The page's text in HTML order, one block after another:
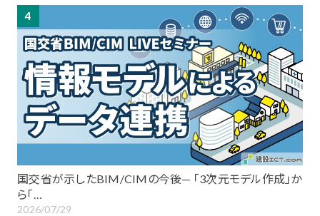
4
国交省が示したBIM/CIMの今後— 「3次元モデル作成」か
ら「…
2026/07/29